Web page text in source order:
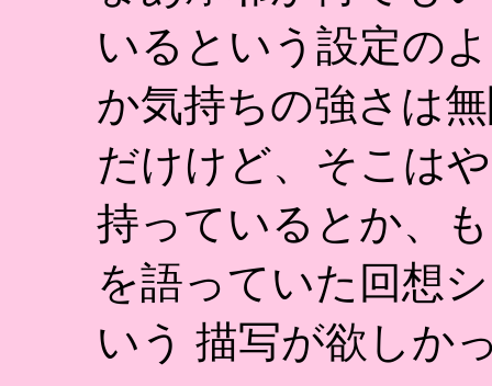
いるという設定の
か気持ちの強さは
だけけど、そこは
持っているとか、
を語っていた回想
いう 描写が欲しか